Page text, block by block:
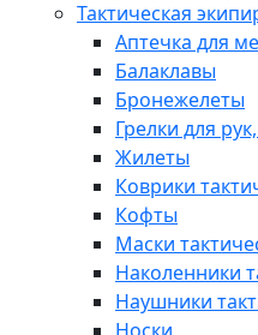
Тактическая
Аптечка для
Балаклавы
Бронежелеты
Грелки для
Жилеты
Коврики
Кофты
Маски
Наколенники
Наушники